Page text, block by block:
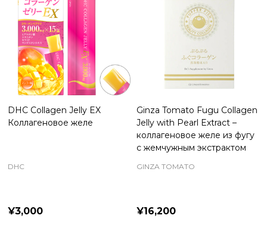
DHC Collagen Jelly EX
Коллагеновое желе
DHC
¥3,000
Ginza Tomato Fugu Collagen
Jelly with Pearl Extract –
коллагеновое желе из фугу
с жемчужным экстрактом
GINZA TOMATO
¥16,200